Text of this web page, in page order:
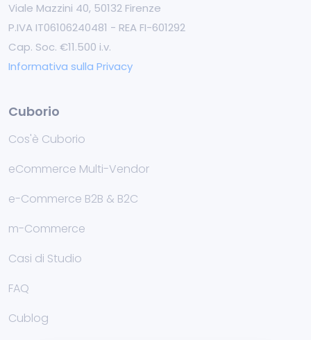
Viale Mazzini 40, 50132 Firenze
P.IVA IT06106240481 - REA FI-601292
Cap. Soc. €11.500 i.v.
Informativa sulla Privacy
Cuborio
Cos'è Cuborio
eCommerce Multi-Vendor
e-Commerce B2B & B2C
m-Commerce
Casi di Studio
FAQ
Cublog